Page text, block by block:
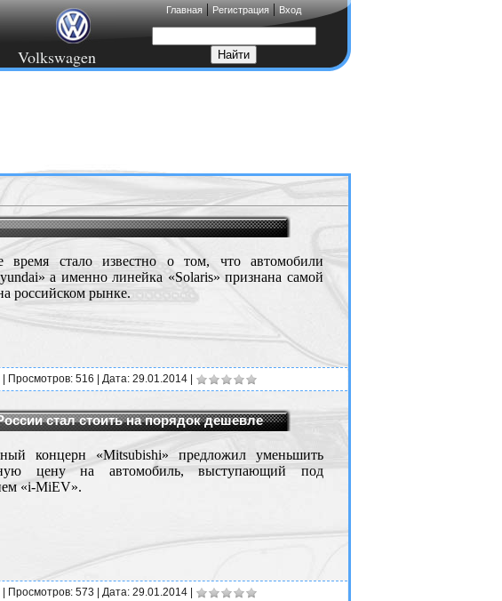
Volkswagen
Главная|Регистрация|Вход
время стало известно о том, что автомобили
а именно линейка «Solaris» признана самой
российском рынке.
| Просмотров: 516 | Дата: 29.01.2014
стал стоить на порядок дешевле
концерн «Mitsubishi» предложил уменьшить
цену на автомобиль, выступающий под
«i-MiEV».
| Просмотров: 573 | Дата: 29.01.2014